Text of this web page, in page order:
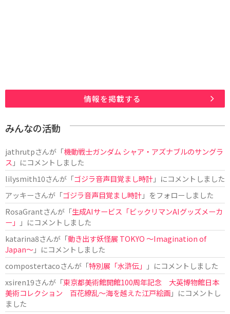
情報を掲載する
みんなの活動
jathrutpさんが「機動戦士ガンダム シャア・アズナブルのサングラ
ス 」にコメントしました
lilysmith10さんが「ゴジラ音声目覚まし時計」にコメントしました
アッキーさんが「ゴジラ音声目覚まし時計」をフォローしました
RosaGrantさんが「生成AIサービス「ビックリマンAIグッズメーカ
ー」
」にコメントしました
katarina8さんが「動き出す妖怪展 TOKYO 〜Imagination of
Japan〜」にコメントしました
compostertacoさんが「特別展「水滸伝」
」にコメントしました
xsiren19さんが「東京都美術館開館100周年記念 大英博物館日本
美術コレクション 百花繚乱～海を越えた江戸絵画」にコメントし
ました